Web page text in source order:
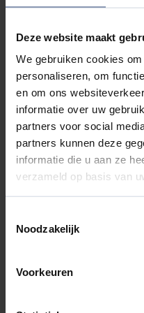
Deze website maakt
We gebruiken cookies
personaliseren, om
en om ons
informatie over uw
partners voor social
partners kunnen deze
informatie die u aan ze
verzameld op basis van
Noodzakelijk
Voorkeuren
Uw BMW
Ons motto is niet voor niets
aankoop van een occasion
minstens zo belangrijk als
wensen, denken met u
vragen.
Waar beschikbaar
onderhoudshistorie, het
schades. Zo krijgt u een zo
Wilt u een BMW kopen?
vergelijken van modellen,
eventuele inruil en de